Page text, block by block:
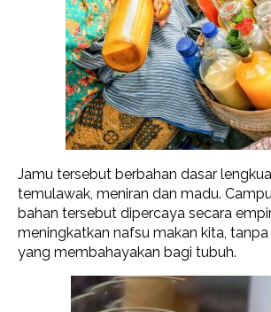
Jamu tersebut berbahan dasar
temulawak, meniran dan madu.
bahan tersebut dipercaya secara
meningkatkan nafsu makan kita,
yang membahayakan bagi tubuh.